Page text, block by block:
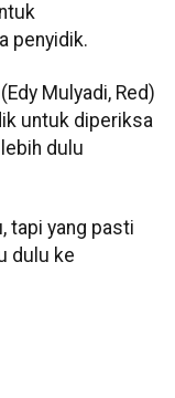
penyidik.
Mulyadi, Red)
untuk diperiksa
dulu
tapi yang pasti
dulu ke